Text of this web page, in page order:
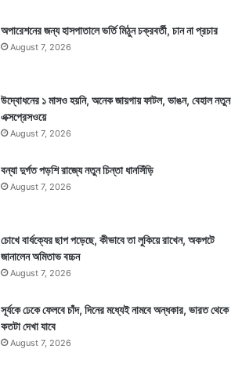
অপারেশনের জন্য হাসপাতালে ভর্তি মিঠুন চক্রবর্তী, চান না প্রচার
August 7, 2026
উদ্বোধনের ১ মাসও হয়নি, অনেক জায়গায় ফাটল, ভাঙন, বেহাল নতুন
এক্সপ্রেসওয়ে
August 7, 2026
বন্যা দুর্গত পড়শি রাজ্যে নতুন চিন্তা ধানসিঁড়ি
August 7, 2026
চোখে বার্ধক্যের ছাপ পড়েছে, কীভাবে তা লুকিয়ে রাখেন, অকপটে
জানালেন অমিতাভ বচ্চন
August 7, 2026
সূর্যকে ঢেকে ফেলবে চাঁদ, দিনের মধ্যেই নামবে অন্ধকার, ভারত থেকে
কতটা দেখা যাবে
August 7, 2026